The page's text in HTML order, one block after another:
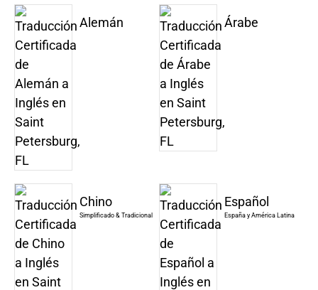
Alemán Árabe
Chino
Simplificado & Tradicional
Español
España y América Latina